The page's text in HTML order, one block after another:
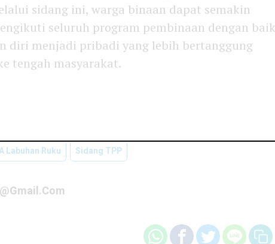
sidang ini, warga binaan dapat semakin
seluruh program pembinaan dengan baik
diri menjadi pribadi yang lebih bertanggung
tengah masyarakat.
Labuhan Ruku Sidang TPP